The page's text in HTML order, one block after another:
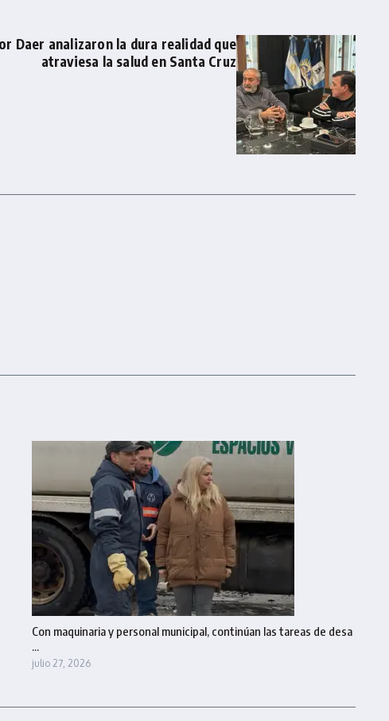
Daer analizaron la dura realidad que
atraviesa la salud en Santa Cruz
Con maquinaria y personal municipal, continúan las tareas de desa
...
julio 27, 2026